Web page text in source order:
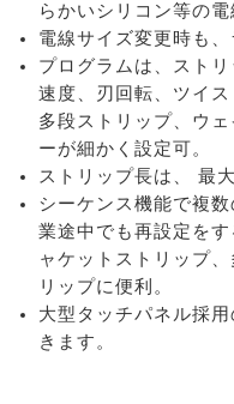
らかいシリコン等の電
電線サイズ変更時も
プログラムは、スト
速度、刃回転、ツイ
多段ストリップ、ウ
ーが細かく設定可。
ストリップ長は、 最
シーケンス機能で複
業途中でも再設定を
ャケットストリップ
リップに便利。
大型タッチパネル採
きます。